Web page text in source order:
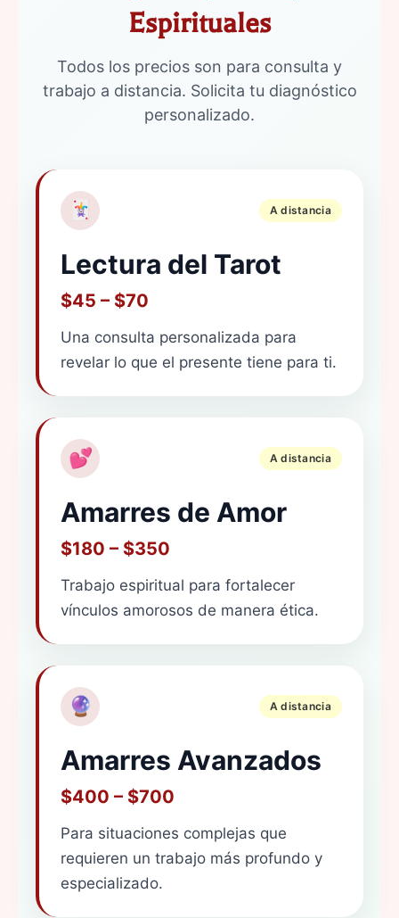
Espirituales
Todos los precios son para consulta y
trabajo a distancia. Solicita tu diagnóstico
personalizado.
🃏 A distancia
Lectura del Tarot
$45 – $70
Una consulta personalizada para
revelar lo que el presente tiene para ti.
💕 A distancia
Amarres de Amor
$180 – $350
Trabajo espiritual para fortalecer
vínculos amorosos de manera ética.
🔮 A distancia
Amarres Avanzados
$400 – $700
Para situaciones complejas que
requieren un trabajo más profundo y
especializado.